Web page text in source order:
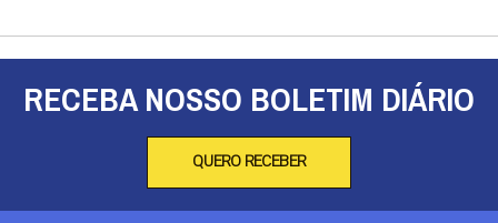
RECEBA NOSSO BOLETIM DIÁRIO
QUERO RECEBER